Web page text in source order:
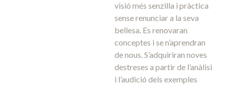
visió més senzilla i pràctica
sense renunciar a la seva
bellesa. Es renovaran
conceptes i se n’aprendran
de nous. S’adquiriran noves
destreses a partir de l’anàlisi
i l’audició dels exemples